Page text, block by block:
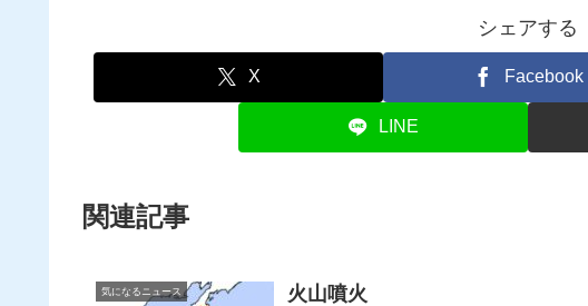
シェアする
X Facebook
LINE
関連記事
気になるニュース 火山噴火